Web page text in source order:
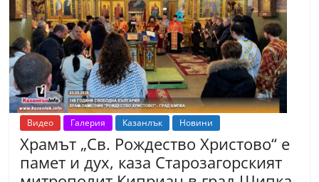
т
К
а
з
а
н
л
ъ
к
Видео Галерия Казанлък Новини
Храмът „Св. Рождество Христово“ е
памет и дух, каза Старозагорският